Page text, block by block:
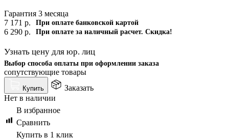
Гарантия 3 месяца
7 171 р. При оплате банковской картой
6 290 р. При оплате за наличный расчет. Скидка!
Узнать цену для юр. лиц
Выбор способа оплаты при оформлении заказа
сопутствующие товары
Купить
Заказать
Нет в наличии
В избранное
Сравнить
Купить в 1 клик